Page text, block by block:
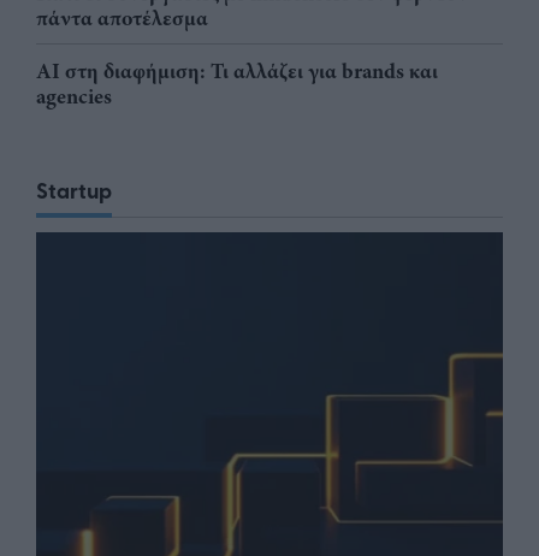
πάντα αποτέλεσμα
AI στη διαφήμιση: Τι αλλάζει για brands και
agencies
Startup